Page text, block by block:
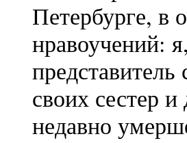
Петербурге, в
нравоучений:
своих сестер
недавно